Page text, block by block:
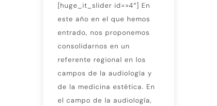
[huge_it_slider id=»4″] En
este año en el que hemos
entrado, nos proponemos
consolidarnos en un
referente regional en los
campos de la audiología y
de la medicina estética. En
el campo de la audiología,